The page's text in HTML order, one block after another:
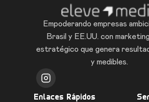
Empoderando empresas
Brasil y EE.UU. con
estratégico que genera
y medibles.
Enlaces Rápidos